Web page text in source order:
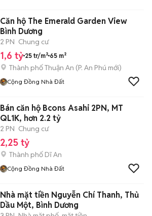
Căn hộ The Emerald Garden View
Bình Dương
2 PN Chung cư
1,6 tỷ 25 tr/m² 65 m²
Thành phố Thuận An (P. An Phú mới)
Cộng Đồng Nhà Đất
Bán căn hộ Bcons Asahi 2PN, MT
QL1K, hơn 2.2 tỷ
2 PN Chung cư
2,25 tỷ
Thành phố Dĩ An
Cộng Đồng Nhà Đất
Nhà mặt tiền Nguyễn Chí Thanh, Thủ
Dầu Một, Bình Dương